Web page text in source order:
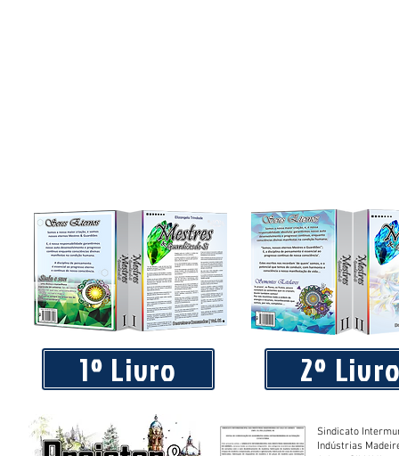
1º Livro 2º
Sindicato
Indústrias